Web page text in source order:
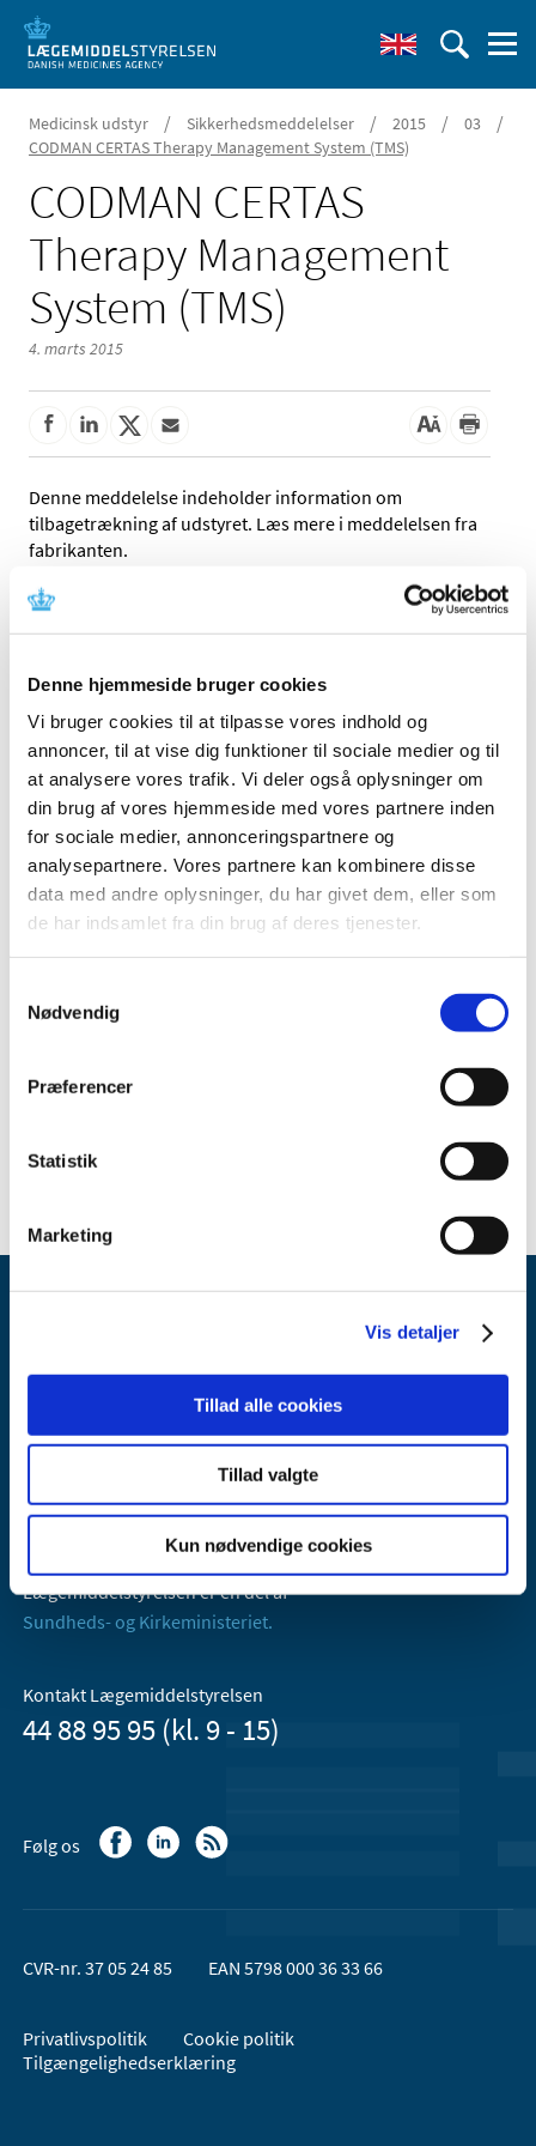
Denne hjemmeside bruger cookies
Vi bruger cookies til at tilpasse vores indhold og
annoncer, til at vise dig funktioner til sociale medier og til
at analysere vores trafik. Vi deler også oplysninger om
din brug af vores hjemmeside med vores partnere inden
for sociale medier, annonceringspartnere og
analysepartnere. Vores partnere kan kombinere disse
data med andre oplysninger, du har givet dem, eller som
de har indsamlet fra din brug af deres tjenester.
Nødvendig
Præferencer
Statistik
Marketing
Vis detaljer
Tillad alle cookies
Tillad valgte
Kun nødvendige cookies
Medicinsk udstyr / Sikkerhedsmeddelelser / 2015 / 03 /
CODMAN CERTAS Therapy Management System (TMS)
CODMAN CERTAS
Therapy Management
System (TMS)
4. marts 2015
Denne meddelelse indeholder information om
tilbagetrækning af udstyret. Læs mere i meddelelsen fra
fabrikanten.
Referencer
System (TMS)
Fabrikant: Codman & Shurtleff, Inc.
Fabrikantens referencenummer: 1226348-1/23/15-
001R
Lægemiddelstyrelsens sagsnummer: 2015030711
Emner
Medicinsk udstyr
Sikkerhedsmeddelelse om CODMAN CERTAS Therapy
Management System (TMS)
Lægemiddelstyrelsen
2300 København S
dkma@dkma.dk
Lægemiddelstyrelsen er en del af
Sundheds- og Kirkeministeriet.
Kontakt Lægemiddelstyrelsen
44 88 95 95 (kl. 9 - 15)
Følg os
CVR-nr. 37 05 24 85 EAN 5798 000 36 33 66
Privatlivspolitik
Cookie politik
Tilgængelighedserklæring